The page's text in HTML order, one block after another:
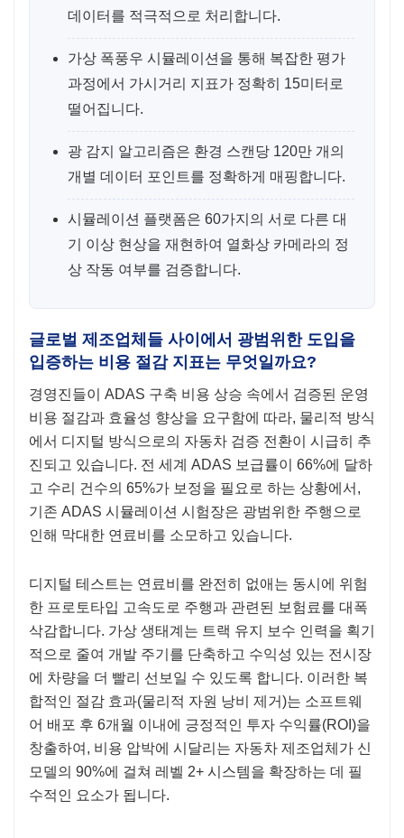
데이터를 적극적으로 처리합니다.
가상 폭풍우 시뮬레이션을 통해 복잡한 평가
과정에서 가시거리 지표가 정확히 15미터로
떨어집니다.
광 감지 알고리즘은 환경 스캔당 120만 개의
개별 데이터 포인트를 정확하게 매핑합니다.
시뮬레이션 플랫폼은 60가지의 서로 다른 대
기 이상 현상을 재현하여 열화상 카메라의 정
상 작동 여부를 검증합니다.
글로벌 제조업체들 사이에서 광범위한 도입을
입증하는 비용 절감 지표는 무엇일까요?
경영진들이 ADAS 구축 비용 상승 속에서 검증된 운영
비용 절감과 효율성 향상을 요구함에 따라, 물리적 방식
에서 디지털 방식으로의 자동차 검증 전환이 시급히 추
진되고 있습니다. 전 세계 ADAS 보급률이 66%에 달하
고 수리 건수의 65%가 보정을 필요로 하는 상황에서,
기존 ADAS 시뮬레이션 시험장은 광범위한 주행으로
인해 막대한 연료비를 소모하고 있습니다.
디지털 테스트는 연료비를 완전히 없애는 동시에 위험
한 프로토타입 고속도로 주행과 관련된 보험료를 대폭
삭감합니다. 가상 생태계는 트랙 유지 보수 인력을 획기
적으로 줄여 개발 주기를 단축하고 수익성 있는 전시장
에 차량을 더 빨리 선보일 수 있도록 합니다. 이러한 복
합적인 절감 효과(물리적 자원 낭비 제거)는 소프트웨
어 배포 후 6개월 이내에 긍정적인 투자 수익률(ROI)을
창출하여, 비용 압박에 시달리는 자동차 제조업체가 신
모델의 90%에 걸쳐 레벨 2+ 시스템을 확장하는 데 필
수적인 요소가 됩니다.